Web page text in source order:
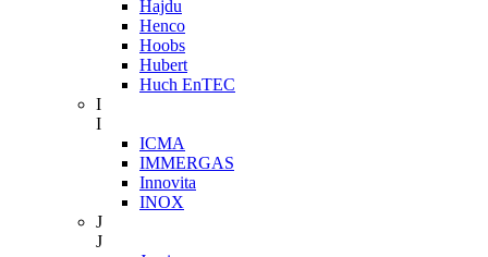
Hajdu
Henco
Hoobs
Hubert
Huch EnTEC
I
I
ICMA
IMMERGAS
Innovita
INOX
J
J